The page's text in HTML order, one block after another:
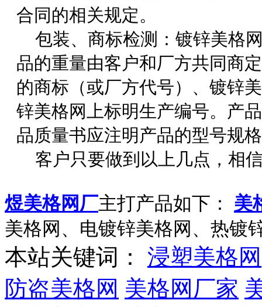
合同的相关规定。
包装、商标检测：镀锌美格
品的重量由客户和厂方共同商
的商标（或厂方代号）、镀锌
锌美格网上标明生产编号。产
品质量书应注明产品的型号规
客户只要做到以上几点，相
煜美格网厂主打产品如下： 美
美格网、电镀锌美格网、热镀
本站关键词： 浸塑美格网
防盗美格网 美格网厂家